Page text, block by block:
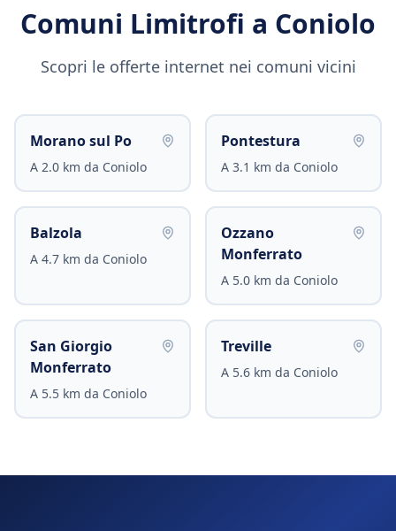
Comuni Limitrofi a Coniolo
Scopri le offerte internet nei comuni vicini
Morano sul Po
A 2.0 km da Coniolo
Pontestura
A 3.1 km da Coniolo
Balzola
A 4.7 km da Coniolo
Ozzano
Monferrato
A 5.0 km da Coniolo
San Giorgio
Monferrato
A 5.5 km da Coniolo
Treville
A 5.6 km da Coniolo